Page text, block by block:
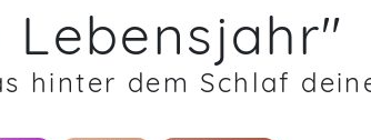
Lebensjahr"
hinter dem Schlaf